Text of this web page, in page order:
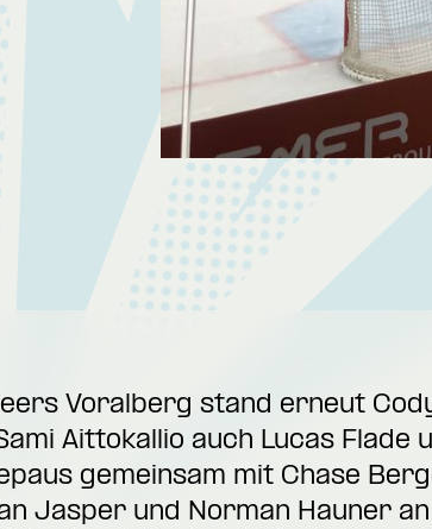
Voralberg stand erneut
Aittokallio auch Lucas Flade
gemeinsam mit Chase
Jasper und Norman Hauner